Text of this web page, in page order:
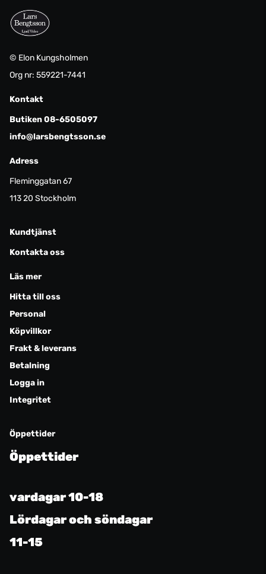
© Elon Kungsholmen
Org nr: 559221-7441
Kontakt
Butiken 08-6505097
info@larsbengtsson.se
Adress
Fleminggatan 67
113 20 Stockholm
Kundtjänst
Kontakta oss
Läs mer
Hitta till oss
Personal
Köpvillkor
Frakt & leverans
Betalning
Logga in
Integritet
Öppettider
Öppettider
vardagar 10-18
Lördagar och söndagar
11-15